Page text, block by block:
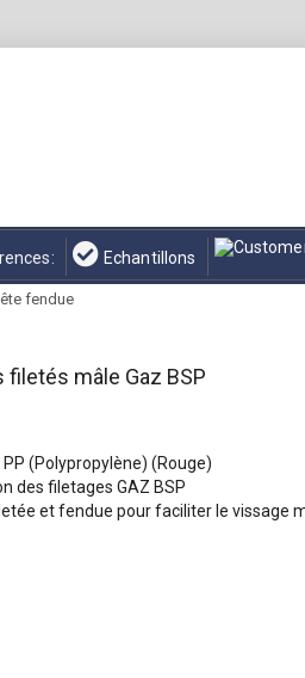
Echantillons
fendue
filetés mâle Gaz BSP
PP (Polypropylène) (Rouge)
des filetages GAZ BSP
et fendue pour faciliter le vissage